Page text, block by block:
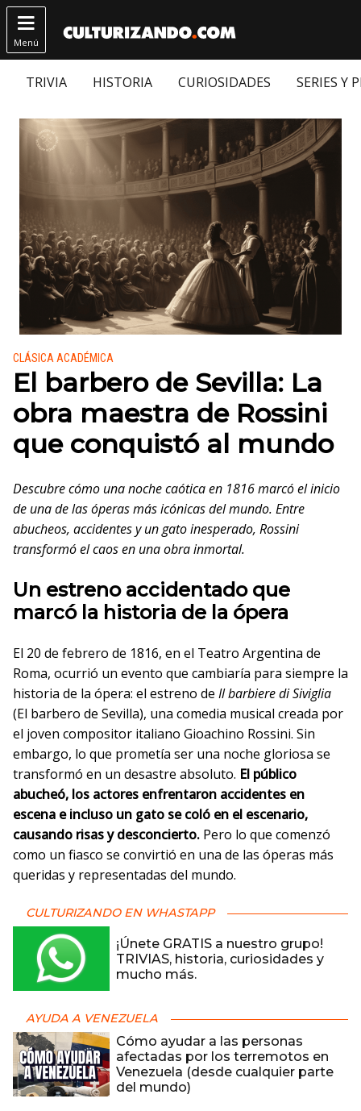

Menú
TRIVIA HISTORIA CURIOSIDADES SERIES Y
Publicado en:
CLÁSICA ACADÉMICA
El barbero de Sevilla: La
obra maestra de Rossini
que conquistó al mundo
Descubre cómo una noche caótica en 1816 marcó el inicio
de una de las óperas más icónicas del mundo. Entre
abucheos, accidentes y un gato inesperado, Rossini
transformó el caos en una obra inmortal.
Un estreno accidentado que
marcó la historia de la ópera
El 20 de febrero de 1816, en el Teatro Argentina de
Roma, ocurrió un evento que cambiaría para siempre la
historia de la ópera: el estreno de Il barbiere di Siviglia
(El barbero de Sevilla), una comedia musical creada por
el joven compositor italiano Gioachino Rossini. Sin
embargo, lo que prometía ser una noche gloriosa se
transformó en un desastre absoluto. El público
abucheó, los actores enfrentaron accidentes en
escena e incluso un gato se coló en el escenario,
causando risas y desconcierto. Pero lo que comenzó
como un fiasco se convirtió en una de las óperas más
queridas y representadas del mundo.
CULTURIZANDO EN WHASTAPP
¡Únete GRATIS a nuestro grupo!
TRIVIAS, historia, curiosidades y
mucho más.
AYUDA A VENEZUELA
Cómo ayudar a las personas
afectadas por los terremotos en
Venezuela (desde cualquier parte
del mundo)